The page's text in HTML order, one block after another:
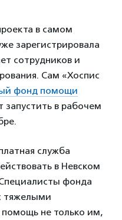
в самом
зарегистрировала
сотрудников и
Сам «Хоспис
фонд помощи
запустить в рабочем
служба
в Невском
фонда
тяжелыми
помощь не только им,